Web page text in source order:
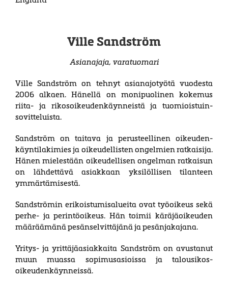
Ville Sandström
Asianajaja, varatuomari
Ville Sandström on tehnyt asianajotyötä vuodesta
2006 alkaen. Hänellä on moni­puo­linen ko­kemus
riita- ja rikos­oikeu­denkäyn­neistä ja tuo­mi­ois­tuin­
sovit­teluista.
Sandström on taitava ja perusteellinen oikeuden­
käynti­­laki­mies ja oikeu­del­­listen ongel­mien ratkaisija.
Hänen mieles­tään oikeudel­lisen ongelman ratkaisun
on lähdet­tävä asiak­kaan yksilölli­sen tilan­teen
ymmär­tämi­sestä.
Sandströmin erikoistumisalueita ovat työ­oikeus sekä
perhe- ja perintö­oikeus. Hän toimii kärä­jä­oikeu­den
määräämänä pesän­selvit­täjänä ja pesän­jakajana.
Yritys- ja yrittäjäasiakkaita Sandström on avus­tanut
muun muassa sopimus­asioissa ja talous­ikos­
oikeuden­käynneissä.